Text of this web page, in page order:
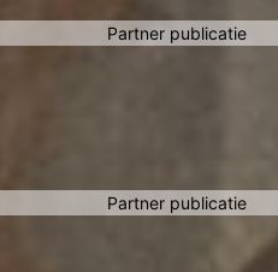
Partner publicatie
Partner publicatie